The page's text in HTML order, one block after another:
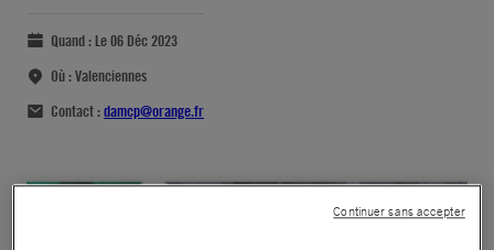
Quand : Le 06 Déc 2023
Où :Valenciennes
Contact :damcp@orange.fr
Continuer sans accepter